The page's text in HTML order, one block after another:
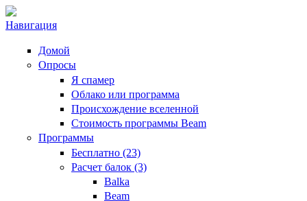
Навигация
Домой
Опросы
Я спамер
Облако или программа
Происхождение вселенной
Стоимость программы Beam
Программы
Бесплатно (23)
Расчет балок (3)
Balka
Beam